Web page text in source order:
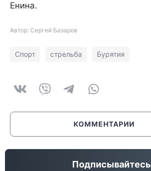
Енина.
Автор: Сергей Базаров
Спорт стрельба Бурятия
КОММЕНТАРИИ
Подписывайтесь